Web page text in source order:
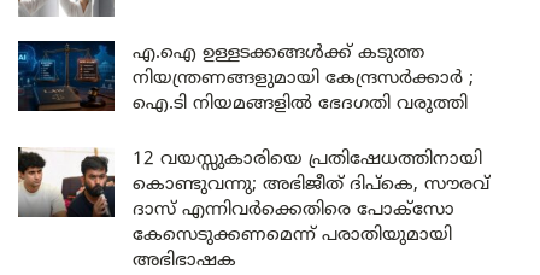
എ.ഐ ഉള്ളടക്കങ്ങൾക്ക് കടുത്ത
നിയന്ത്രണങ്ങളുമായി കേന്ദ്രസർക്കാർ ;
ഐ.ടി നിയമങ്ങളിൽ ഭേദഗതി വരുത്തി
12 വയസ്സുകാരിയെ പ്രതിഷേധത്തിനായി
കൊണ്ടുവന്നു; അഭിജീത് ദിപ്കെ, സൗരവ്
ദാസ് എന്നിവർക്കെതിരെ പോക്സോ
കേസെടുക്കണമെന്ന് പരാതിയുമായി
അഭിഭാഷക